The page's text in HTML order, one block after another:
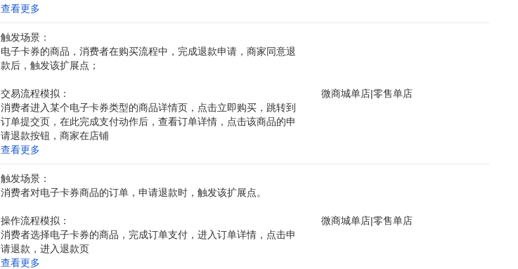
查看更多
触发场景：
电子卡券的商品，消费者在购买流程中，完成退款申请，商家同意退
款后，触发该扩展点；
交易流程模拟：
消费者进入某个电子卡券类型的商品详情页，点击立即购买，跳转到
订单提交页，在此完成支付动作后，查看订单详情，点击该商品的申
请退款按钮，商家在店铺
查看更多
微商城单店|零售单店
触发场景：
消费者对电子卡券商品的订单，申请退款时，触发该扩展点。
操作流程模拟：
消费者选择电子卡券的商品，完成订单支付，进入订单详情，点击申
请退款，进入退款页
查看更多
微商城单店|零售单店